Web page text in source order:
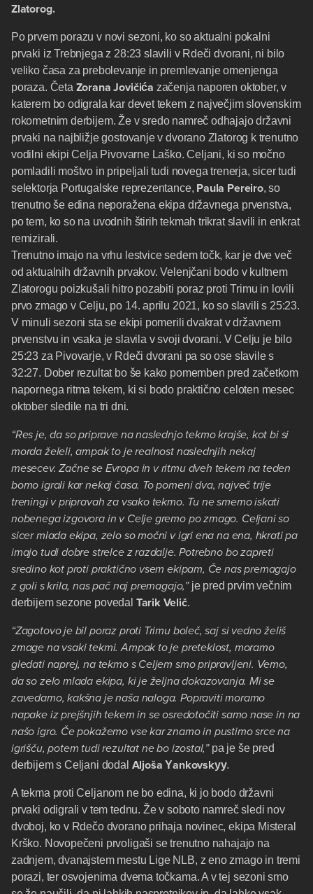
Zlatorog.
Po prvem porazu v novi sezoni, ko so aktualni pokalni
prvaki iz Trebnjega z 28:23 slavili v Rdeči dvorani, ni bilo
veliko časa za prebolevanje in premlevanje omenjenga
poraza. Četa Zorana Jovičića začenja naporen oktober, v
katerem bo odigrala kar devet tekem z največjim slovenskim
rokometnim derbijem. Že v sredo namreč odhajajo državni
prvaki na najbližje gostovanje v dvorano Zlatorog k trenutno
vodilni ekipi Celja Pivovarne Laško. Celjani, ki so močno
pomladili moštvo in pripeljali tudi novega trenerja, sicer tudi
selektorja Portugalske reprezentance, Paula Pereiro, so
trenutno še edina neporažena ekipa državnega prvenstva,
po tem, ko so na uvodnih štirih tekmah trikrat slavili in enkrat
remizirali.
Trenutno imajo na vrhu lestvice sedem točk, kar je dve več
od aktualnih državnih prvakov. Velenjčani bodo v kultnem
Zlatorogu poizkušali hitro pozabiti poraz proti Trimu in lovili
prvo zmago v Celju, po 14. aprilu 2021, ko so slavili s 25:23.
V minuli sezoni sta se ekipi pomerili dvakrat v državnem
prvenstvu in vsaka je slavila v svoji dvorani. V Celju je bilo
25:23 za Pivovarje, v Rdeči dvorani pa so ose slavile s
32:27. Dober rezultat bo še kako pomemben pred začetkom
napornega ritma tekem, ki si bodo praktično celoten mesec
oktober sledile na tri dni.
“Res je, da so priprave na naslednjo tekmo krajše, kot bi si
morda želeli, ampak to je realnost naslednjih nekaj
mesecev. Začne se Evropa in v ritmu dveh tekem na teden
bomo igrali kar nekaj časa. To pomeni dva, največ trije
treningi v pripravah za vsako tekmo. Tu ne smemo iskati
nobenega izgovora in v Celje gremo po zmago. Celjani so
sicer mlada ekipa, zelo so močni v igri ena na ena, hkrati pa
imajo tudi dobre strelce z razdalje. Potrebno bo zapreti
sredino kot proti praktično vsem ekipam, Če nas premagajo
z goli s krila, nas pač naj premagajo,”je pred prvim večnim
derbijem sezone povedal Tarik Velič.
“Zagotovo je bil poraz proti Trimu boleč, saj si vedno želiš
zmage na vsaki tekmi. Ampak to je preteklost, moramo
gledati naprej, na tekmo s Celjem smo pripravljeni. Vemo,
da so zelo mlada ekipa, ki je željna dokazovanja. Mi se
zavedamo, kakšna je naša naloga. Popraviti moramo
napake iz prejšnjih tekem in se osredotočiti samo nase in na
našo igro. Če pokažemo vse kar znamo in pustimo srce na
igrišču, potem tudi rezultat ne bo izostal,”pa je še pred
derbijem s Celjani dodal Aljoša Yankovskyy.
A tekma proti Celjanom ne bo edina, ki jo bodo državni
prvaki odigrali v tem tednu. Že v soboto namreč sledi nov
dvoboj, ko v Rdečo dvorano prihaja novinec, ekipa Misteral
Krško. Novopečeni prvoligaši se trenutno nahajajo na
zadnjem, dvanajstem mestu Lige NLB, z eno zmago in tremi
porazi, ter osvojenima dvema točkama. A v tej sezoni smo